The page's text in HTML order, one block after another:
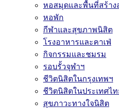
หอสมุดและพื้นที่สร้าง
หอพัก
กีฬาและสุขภาพนิสิต
โรงอาหารและคาเฟ่
กิจกรรมและชมรม
รอบรั้วจุฬาฯ
ชีวิตนิสิตในกรุงเทพฯ
ชีวิตนิสิตในประเทศไท
สุขภาวะทางใจนิสิต